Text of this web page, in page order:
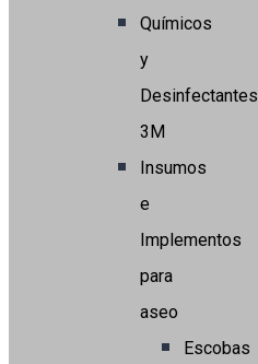
Químicos
y
Desinfectantes
3M
Insumos
e
Implementos
para
aseo
Escobas